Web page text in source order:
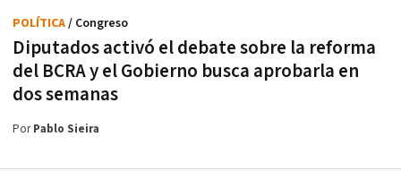
Diputados activó el debate sobre la reforma
del BCRA y el Gobierno busca aprobarla en
dos semanas
POLÍTICA/ Congreso
PorPablo Sieira